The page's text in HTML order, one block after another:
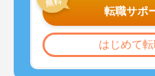
転職サポ
はじめて